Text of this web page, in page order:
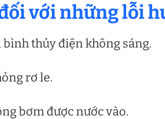
với những lỗi
thủy điện không sáng.
rơ le.
bơm được nước vào.